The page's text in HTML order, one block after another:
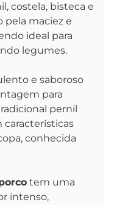
costela, bisteca e
pela maciez e
ideal para
legumes.
e saboroso
para
pernil
características
conhecida
tem uma
intenso,